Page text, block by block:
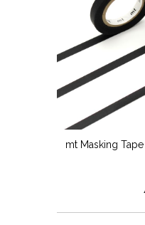
mt Masking Tape